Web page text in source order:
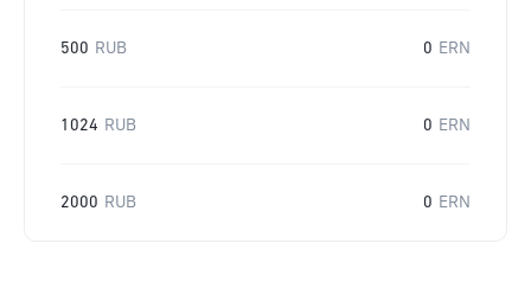
500 RUB 0 ERN
1024 RUB 0 ERN
2000 RUB 0 ERN